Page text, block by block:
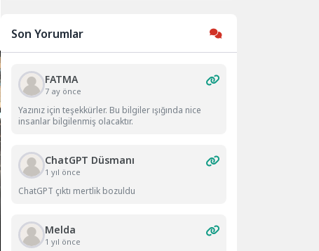
Son Yorumlar
FATMA
7 ay önce
Yazınız için teşekkürler. Bu bilgiler ışığında nice
insanlar bilgilenmiş olacaktır.
ChatGPT Düsmanı
1 yıl önce
ChatGPT çıktı mertlik bozuldu
Melda
1 yıl önce